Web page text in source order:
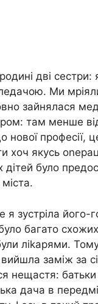
дві
Ми
зайнялася
там менше
нової професії,
хоч якусь
дітей було
міста.
зустріла його-
багато схожих
ліkарями.
заміж за
нещастя: батьки
дача в